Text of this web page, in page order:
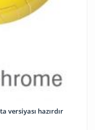
versiyası hazırdır